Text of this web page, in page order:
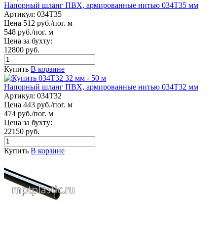
Напорный шланг ПВХ, армированные нитью 034Т35 мм
Артикул: 034Т35
Цена 512 руб./пог. м
548 руб./пог. м
Цена за бухту:
12800 руб.
Купить В корзине
Напорный шланг ПВХ, армированные нитью 034Т32 мм
Артикул: 034Т32
Цена 443 руб./пог. м
474 руб./пог. м
Цена за бухту:
22150 руб.
Купить В корзине